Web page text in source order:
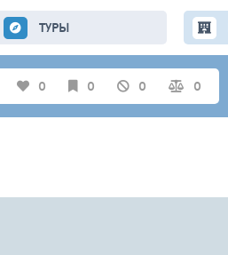
ТУРЫ
0 0 0 0